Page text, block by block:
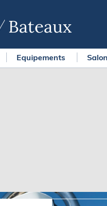
Bateaux
La newsletter
Equipements